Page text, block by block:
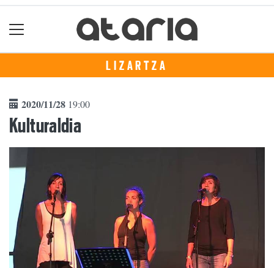
LIZARTZA
2020/11/28 19:00
Kulturaldia